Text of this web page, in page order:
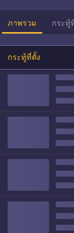
ภาพรวม กระทู้
กระทู้ที่ตั้ง